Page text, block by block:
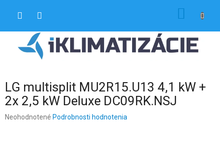
LG multisplit MU2R15.U13 4,1 kW +
2x 2,5 kW Deluxe DC09RK.NSJ
Priemerné
Neohodnotené Podrobnosti hodnotenia